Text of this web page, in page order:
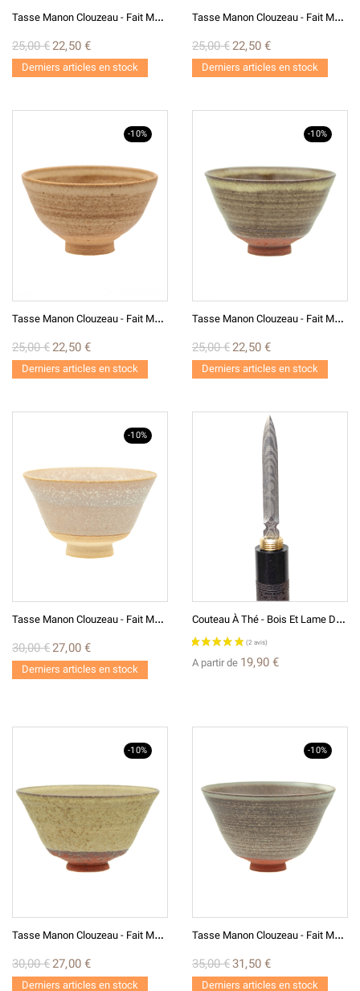
T
Asse Manon Clouzeau - Fait Main T24-11
25,00 € 22,50 €
Derniers articles en stock
T
Asse Manon Clouzeau - Fait Main T24-12
25,00 € 22,50 €
Derniers articles en stock
T
Asse Manon Clouzeau - Fait Main T24-13
25,00 €
-10%
22,50 €
Derniers articles en stock
T
Asse Manon Clouzeau - Fait Main T24-15
25,00 €
-10%
22,50 €
Derniers articles en stock
T
Asse Manon Clouzeau - Fait Main T24-10
30,00 €
-10%
27,00 €
Derniers articles en stock
C
Outeau À Thé - Bois Et Lame Damassée
A partir de 19,90 €
T
Asse Manon Clouzeau - Fait Main T24-4
30,00 €
-10%
27,00 €
Derniers articles en stock
T
Asse Manon Clouzeau - Fait Main T24-5
35,00 €
-10%
31,50 €
Derniers articles en stock